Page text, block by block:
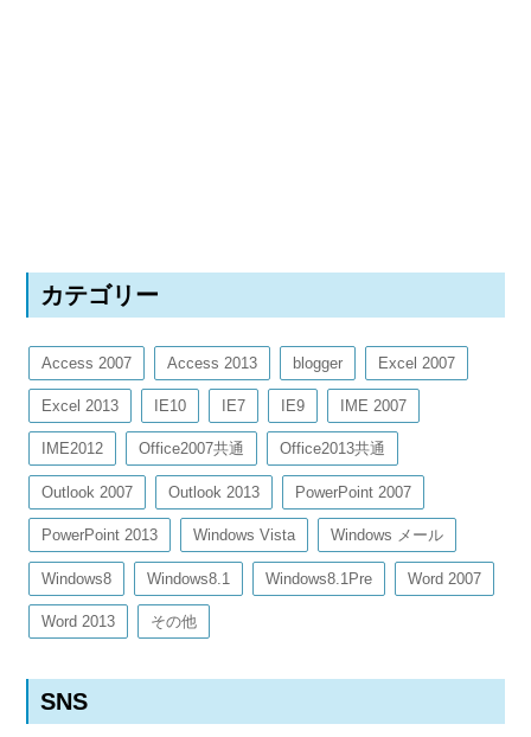
カテゴリー
Access 2007 Access 2013 blogger Excel 2007
Excel 2013 IE10 IE7 IE9 IME 2007
IME2012 Office2007共通 Office2013共通
Outlook 2007 Outlook 2013 PowerPoint 2007
PowerPoint 2013 Windows Vista Windows メール
Windows8 Windows8.1 Windows8.1Pre Word 2007
Word 2013 その他
SNS